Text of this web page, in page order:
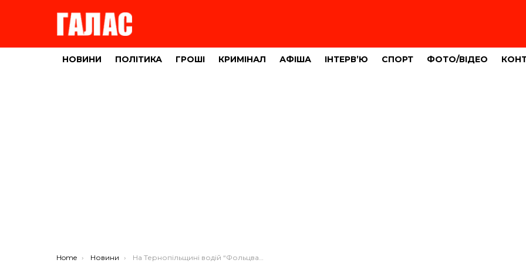
НОВИНИ ПОЛІТИКА ГРОШІ КРИМІНАЛ АФІША ІНТЕРВ’Ю СПОРТ ФОТО/ВІДЕО
You are here:
Home Новини На Тернопільщині водій “Фольцваген” зіткнувся із трактором